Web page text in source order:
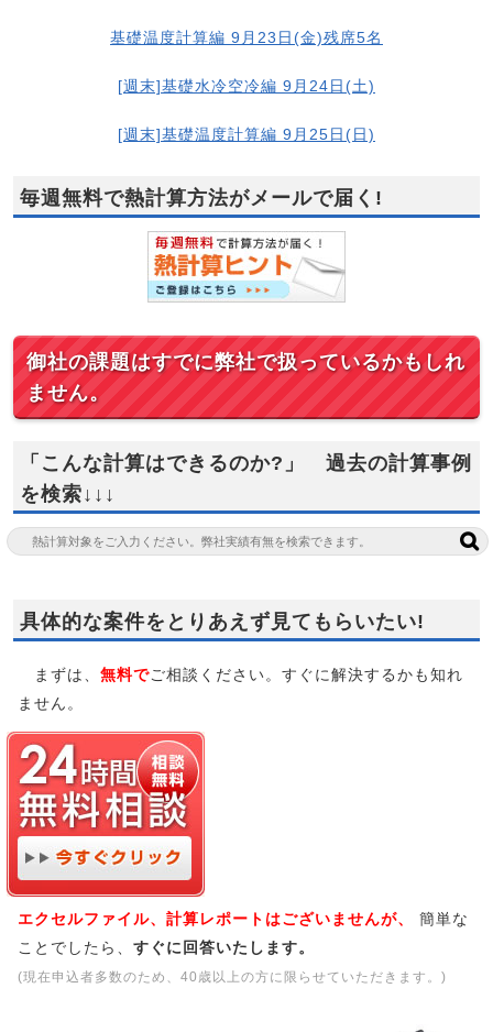
基礎温度計算編 9月23日(金)残席5名
[週末]基礎水冷空冷編 9月24日(土)
[週末]基礎温度計算編 9月25日(日)
毎週無料で熱計算方法がメールで届く!
御社の課題はすでに弊社で扱っているかもしれ
ません。
「こんな計算はできるのか?」 過去の計算事例
を検索↓↓↓
具体的な案件をとりあえず見てもらいたい!
まずは、 無料でご相談ください。すぐに解決するかも知れ
ません。
エクセルファイル、計算レポートはございませんが、
簡単な
ことでしたら、 すぐに回答いたします。
(現在申込者多数のため、40歳以上の方に限らせていただきます。)